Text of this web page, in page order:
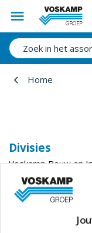
Home
Divisies
Voskamp Bouw en
Voskamp
Voskamp
Voskamp Aluminium